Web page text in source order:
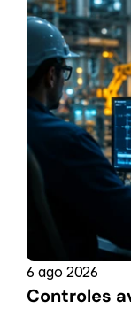
6 ago 2026
Controles